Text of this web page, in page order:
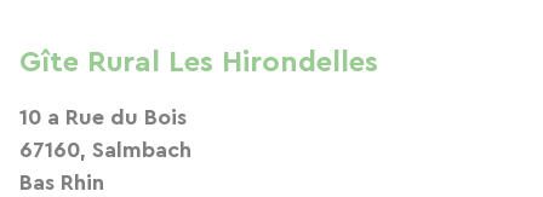
Gîte Rural Les Hirondelles
10 a Rue du Bois
67160, Salmbach
Bas Rhin